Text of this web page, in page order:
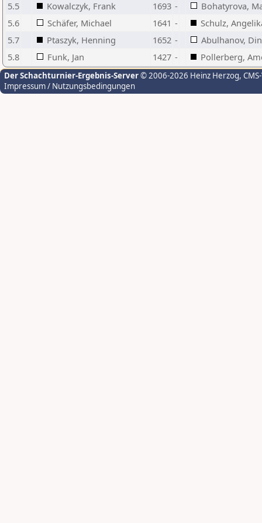
5.5 Kowalczyk, Frank 1693 -
Bohatyrova,
5.6
Schäfer, Michael 1641 -
Schulz,
5.7
Ptaszyk, Henning 1652 -
Abulhanov,
5.8
Funk, Jan 1427 - Pollerberg,
Der Schachturnier-Ergebnis-Server© 2006-2026 Heinz Herzog,
Impressum / Nutzungsbedingungen